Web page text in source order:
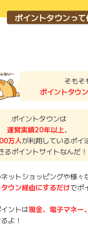
、Cookieの削除をおこなっ
。
お買い物後、利用したサイ
得失敗の状態でお問い合わ
いただく場合がございます
・破棄された場合は対応
。
ているかどうかは各広告主
、広告主はポイントに関
ない場合は掲載が終了とな
ので、ご注意くださいませ
ポイントタウンって
そもそ
ポイントタウン
ポイントタウンは
運営実績20年以上、
万人が利用しているポイ
るポイントサイトなんだ！
ットショッピングや様々
ウン経由にするだけでポ
ントは現金、電子マネー
よ！